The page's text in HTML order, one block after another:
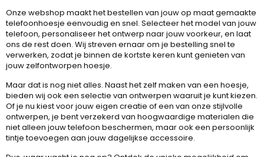
Onze webshop maakt het bestellen van jouw op maat gemaakte
telefoonhoesje eenvoudig en snel. Selecteer het model van jouw
telefoon, personaliseer het ontwerp naar jouw voorkeur, en laat
ons de rest doen. Wij streven ernaar om je bestelling snel te
verwerken, zodat je binnen de kortste keren kunt genieten van
jouw zelfontworpen hoesje.
Maar dat is nog niet alles. Naast het zelf maken van een hoesje,
bieden wij ook een selectie van ontwerpen waaruit je kunt kiezen.
Of je nu kiest voor jouw eigen creatie of een van onze stijlvolle
ontwerpen, je bent verzekerd van hoogwaardige materialen die
niet alleen jouw telefoon beschermen, maar ook een persoonlijk
tintje toevoegen aan jouw dagelijkse accessoire.